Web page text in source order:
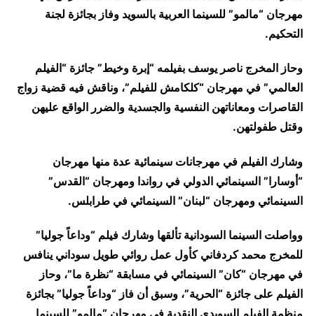
مهرجان “مالمو” للسينما العربية بالسويد وفاز بجائزة لجنة
التحكيم.
وحاز المخرج ناصر يوسف بفيلمه “إبرة وخيط” جائزة “الفيلم
العالمي” في مهرجان “كلكامش للفيلم”، وناقش فيه قضية زواج
القاصرات ومعاناتهن النفسية والجسدية والضرر الواقع عليهن
وقتل طفولتهن.
وشارك الفيلم في مهرجانات سينمائية عدة منها مهرجان
“أوسارا” السينمائي الدولي في رواندا ومهرجان “القدس”
السينمائي ومهرجان “لبنان” السينمائي في طرابلس.
وواصلت السينما السودانية تألقها وشارك فيلم “وداعاً جوليا”
للمخرج محمد كردفاني كأول عمل روائي طويل سوداني ينافس
في مهرجان “كان” السينمائي في مسابقة “نظرة ما”، وحاز
الفيلم على جائزة “الحرية”، وسبق أن فاز “وداعاً جوليا” بجائزة
منظمة الفيلم السويدي النقدية في مهرجان “مالمو” للسينما